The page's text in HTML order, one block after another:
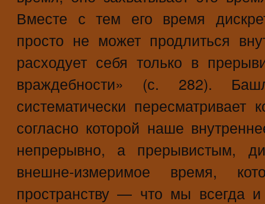
Вместе с тем его время
просто не может продлиться
расходует себя только в
враждебности» (с. 282).
систематически пересматривает
согласно которой наше
непрерывно, а прерывистым,
внешне-измеримое время,
пространству — что мы всегда